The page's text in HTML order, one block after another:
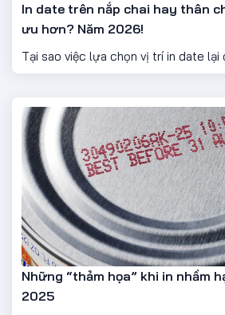
In date trên nắp chai hay thân
ưu hơn? Năm 2026!
Tại sao việc lựa chọn vị trí in date lại
Những “thảm họa” khi in nhầm
2025